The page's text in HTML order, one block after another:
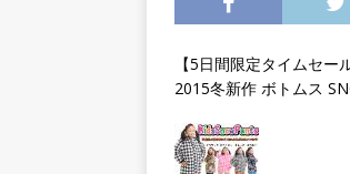
ね！
【5日間限定タイムセ
2015冬新作 ボトムス